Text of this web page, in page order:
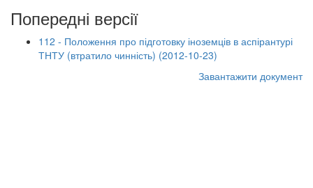
Попередні версії
112 - Положення про підготовку іноземців в аспірантурі
ТНТУ (втратило чинність) (2012-10-23)
Завантажити документ